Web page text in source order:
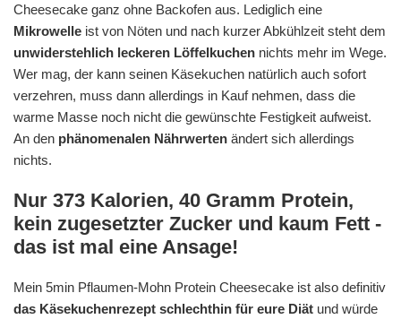
Cheesecake ganz ohne Backofen aus. Lediglich eine
Mikrowelle ist von Nöten und nach kurzer Abkühlzeit steht dem
unwiderstehlich leckeren Löffelkuchen nichts mehr im Wege.
Wer mag, der kann seinen Käsekuchen natürlich auch sofort
verzehren, muss dann allerdings in Kauf nehmen, dass die
warme Masse noch nicht die gewünschte Festigkeit aufweist.
An den phänomenalen Nährwerten ändert sich allerdings
nichts.
Nur 373 Kalorien, 40 Gramm Protein,
kein zugesetzter Zucker und kaum Fett -
das ist mal eine Ansage!
Mein 5min Pflaumen-Mohn Protein Cheesecake ist also definitiv
das Käsekuchenrezept schlechthin für eure Diät und würde